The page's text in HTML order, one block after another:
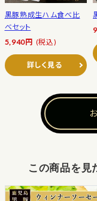
黒豚熟成生ハム食べ比
べセット
5,940円 (税込)
詳しく見る
この商品を見